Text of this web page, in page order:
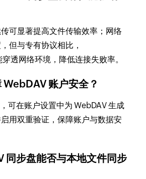
可显著提高文件传输效率；网络
但与专有协议相比，
透网络环境，降低连接失败率。
账户安全？
可在账户设置中为 WebDAV 生成
用双重验证，保障账户与数据安
同步盘能否与本地文件同步